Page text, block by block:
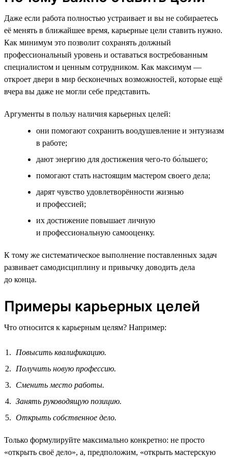
Даже если работа полностью устраивает и вы не собираетесь
её менять в ближайшее время, карьерные цели ставить нужно.
Как минимум это позволит сохранять должный
профессиональный уровень и оставаться востребованным
специалистом и ценным сотрудником. Как максимум —
откроет двери в мир бесконечных возможностей, которые ещё
вчера вы даже не могли себе представить.
Аргументы в пользу наличия карьерных целей:
они помогают сохранить воодушевление и энтузиазм
в работе;
дают энергию для достижения чего-то бо́льшего;
помогают стать настоящим мастером своего дела;
дарят чувство удовлетворённости жизнью
и профессией;
их достижение повышает личную
и профессиональную самооценку.
К тому же систематическое выполнение поставленных задач
развивает самодисциплину и привычку доводить дела
до конца.
Примеры карьерных целей
Что относится к карьерным целям? Например:
Повысить квалификацию.
Получить новую профессию.
Сменить место работы.
Занять руководящую позицию.
Открыть собственное дело.
Только формулируйте максимально конкретно: не просто
«открыть своё дело», а, предположим, «открыть мастерскую